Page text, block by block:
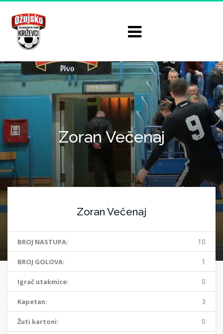
Zoran Večenaj
Zoran Večenaj
BROJ NASTUPA: 10
BROJ GOLOVA: 1
Igrač utakmice: 0
Kapetan: 3
Žuti kartoni: 0